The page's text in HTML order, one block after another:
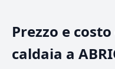
Prezzo e
caldaia a